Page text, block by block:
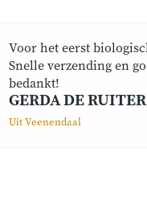
Voor het eerst
Snelle verzending en
bedankt!
GERDA DE RUITER
Uit Veenendaal